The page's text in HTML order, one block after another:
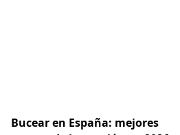
Bucear en España: mejores